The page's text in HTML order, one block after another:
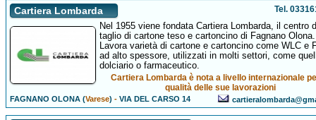
Cartiera Lombarda Tel.
Nel 1955 viene fondata Cartiera Lombarda, il centro
taglio di cartone teso e cartoncino di Fagnano Olona.
Lavora varietà di cartone e cartoncino come WLC e
ad alto spessore, utilizzati in molti settori, come
dolciario o farmaceutico.
Cartiera Lombarda è nota a livello internazionale
qualità delle sue lavorazioni
FAGNANO OLONA (Varese) -VIA DEL CARSO 14